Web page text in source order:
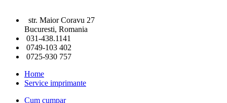
str. Maior Coravu 27
Bucuresti, Romania
031-438.1141
0749-103 402
0725-930 757
Home
Service imprimante
Cum cumpar